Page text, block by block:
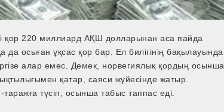
қор 220 миллиард АҚШ долларынан аса пайда
осыған ұқсас қор бар. Ел билігінің бақылауында
алар емес. Демек, норвегиялық қордың осынша
қатар, саяси жүйесінде жатыр.
түсіп, осынша табыс таппас еді.